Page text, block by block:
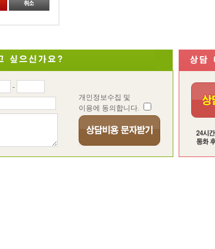
-
개인정보수집 및
이용에 동의합니다.